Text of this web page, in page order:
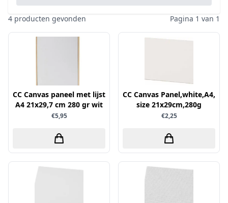
Parels
Ponsen
Sparkles
Speciaalpapier
Stempelmateriaal
Stickers
Dress My Craft
Dutch Doobadoo
Elizabeth craft designs
Fairybells
Florence
Inktpad
Inktstift
Mixed media
Oplegkaartjes
Pakketten
Paperpacks
pasta
4 producten gevonden Pagina 1 van 1
CC Canvas paneel met lijst
A4 21x29,7 cm 280 gr wit
€5,95
CC Canvas Panel,white,A4,
size 21x29cm,280g
€2,25